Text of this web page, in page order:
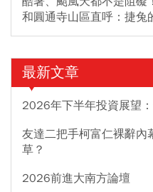
和圓通寺山區直呼：捷兔
最新文章
2026年下半年投資展望
友達二把手柯富仁裸辭內
草？
2026前進大南方論壇